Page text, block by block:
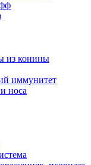
из конины
иммунитет
носа